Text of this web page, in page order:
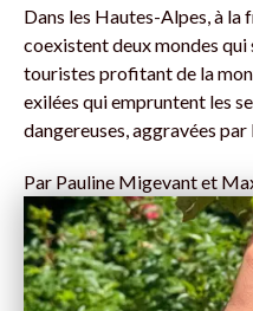
Dans les Hautes-Alpes, à
coexistent deux mondes qui
touristes profitant de la
exilées qui empruntent les
dangereuses, aggravées
Par Pauline Migevant et